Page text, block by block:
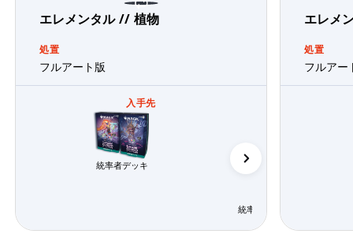
エレメンタル // 植物
処置
フルアート版
入手先
統率者デッキ
統率者デッキ「エレメンタル
エレメ
処置
フルアー